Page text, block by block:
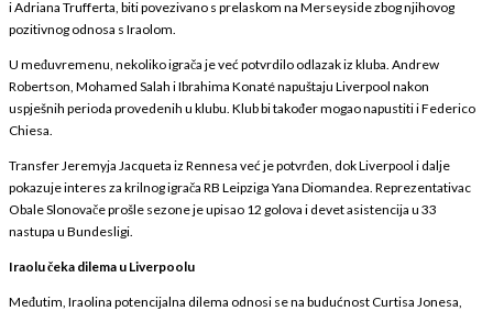
i Adriana Trufferta, biti povezivano s prelaskom na Merseyside zbog njihovog
pozitivnog odnosa s Iraolom.
U međuvremenu, nekoliko igrača je već potvrdilo odlazak iz kluba. Andrew
Robertson, Mohamed Salah i Ibrahima Konaté napuštaju Liverpool nakon
uspješnih perioda provedenih u klubu. Klub bi također mogao napustiti i Federico
Chiesa.
Transfer Jeremyja Jacqueta iz Rennesa već je potvrđen, dok Liverpool i dalje
pokazuje interes za krilnog igrača RB Leipziga Yana Diomandea. Reprezentativac
Obale Slonovače prošle sezone je upisao 12 golova i devet asistencija u 33
nastupa u Bundesligi.
Iraolu čeka dilema u Liverpoolu
Međutim, Iraolina potencijalna dilema odnosi se na budućnost Curtisa Jonesa,